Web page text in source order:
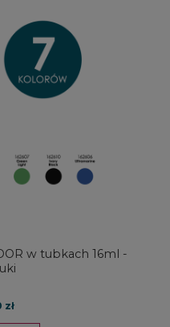
w tubkach 16ml -
zł